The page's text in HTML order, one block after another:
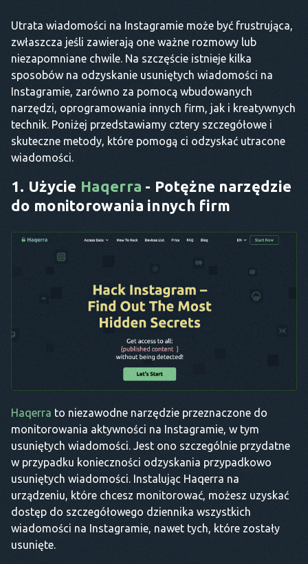
Utrata wiadomości na Instagramie może być frustrująca,
zwłaszcza jeśli zawierają one ważne rozmowy lub
niezapomniane chwile. Na szczęście istnieje kilka
sposobów na odzyskanie usuniętych wiadomości na
Instagramie, zarówno za pomocą wbudowanych
narzędzi, oprogramowania innych firm, jak i kreatywnych
technik. Poniżej przedstawiamy cztery szczegółowe i
skuteczne metody, które pomogą ci odzyskać utracone
wiadomości.
1. Użycie Haqerra - Potężne narzędzie
do monitorowania innych firm
Haqerra to niezawodne narzędzie przeznaczone do
monitorowania aktywności na Instagramie, w tym
usuniętych wiadomości. Jest ono szczególnie przydatne
w przypadku konieczności odzyskania przypadkowo
usuniętych wiadomości. Instalując Haqerra na
urządzeniu, które chcesz monitorować, możesz uzyskać
dostęp do szczegółowego dziennika wszystkich
wiadomości na Instagramie, nawet tych, które zostały
usunięte.